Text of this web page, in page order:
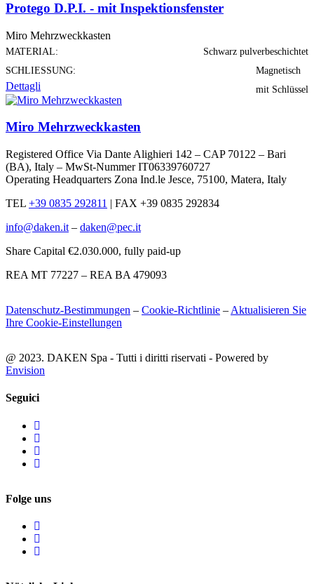
Protego D.P.I. - mit Inspektionsfenster
Miro Mehrzweckkasten
MATERIAL:
Schwarz pulverbeschichtet
SCHLIESSUNG:
Magnetisch
mit Schlüssel
Dettagli
Miro Mehrzweckkasten
Registered Office Via Dante Alighieri 142 – CAP 70122 – Bari
(BA), Italy – MwSt-Nummer IT06339760727
Operating Headquarters Zona Ind.le Jesce, 75100, Matera, Italy
TEL +39 0835 292811 | FAX +39 0835 292834
info@daken.it – daken@pec.it
Share Capital €2.030.000, fully paid-up
REA MT 77227 – REA BA 479093
Datenschutz-Bestimmungen – Cookie-Richtlinie – Aktualisieren Sie
Ihre Cookie-Einstellungen
@ 2023. DAKEN Spa - Tutti i diritti riservati - Powered by
Envision
Seguici
Folge uns